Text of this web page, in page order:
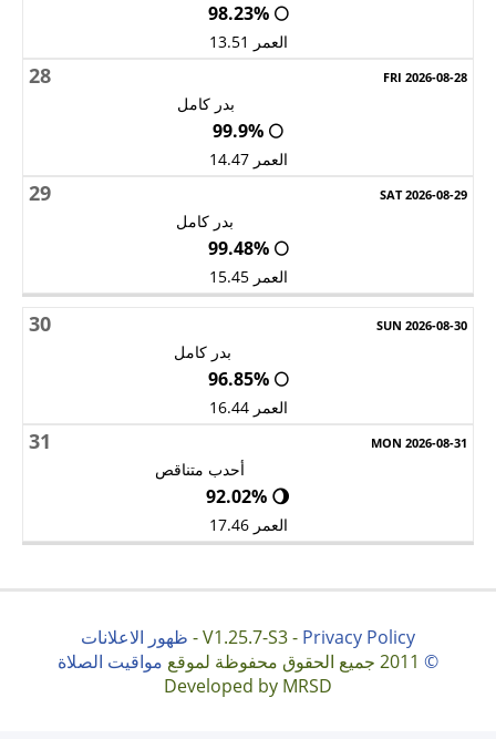
🌕 98.23%
العمر 13.51
28
بدر كامل
🌕 99.9%
العمر 14.47
29
بدر كامل
🌕 99.48%
العمر 15.45
30
بدر كامل
🌕 96.85%
العمر 16.44
31
أحدب متناقص
🌖 92.02%
العمر 17.46
V1.25.7-S3 - Privacy Policy
- ظهور الاعلانات
©
مواقيت الصلاة
Developed by MRSD